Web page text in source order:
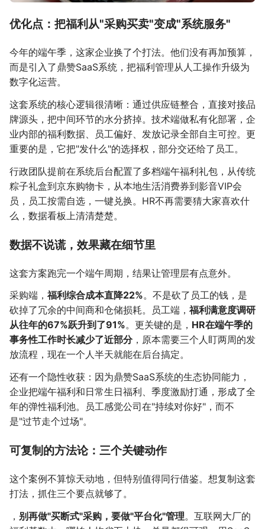
优化点：把福利从"采购买卖"变成"系统服务"
今年的端午季，这家企业换了个打法。他们没有再加预算，
而是引入了鼎赞SaaS系统，把福利管理从人工操作升级为
数字化运营。
这套系统的核心逻辑很清晰：通过供应链整合，直接对接品
牌源头，把中间环节的水分挤掉。技术端做私有化部署，企
业内部的福利数据、员工偏好、发放记录全部自主可控。更
重要的是，它把"发什么"的选择权，部分交还给了员工。
行政团队提前在系统后台配置了多档端午福利礼包，从传统
粽子礼盒到京东购物卡，从本地生活消费券到影音VIP会
员，员工按需自选，一键兑换。HR不再需要猜大家喜欢什
么，数据看板上清清楚楚。
数据不说谎，效果藏在细节里
这套方案跑完一个端午周期，结果让管理层有点意外。
采购端， 福利综合成本直降22%。不是砍了员工的钱，是
砍掉了冗余的中间商和仓储损耗。员工端， 福利满意度调研
从往年的67%跃升到了91%。更关键的是， HR在端午季的
事务性工作时长减少了近部分，原本需要三个人盯两周的发
放流程，现在一个人半天就能在后台搞定。
还有一个隐性收获：因为鼎赞SaaS系统的生态协同能力，
企业把端午福利和日常生日福利、季度激励打通，形成了全
年的弹性福利池。员工感觉公司在"持续对你好"，而不
是"过节走个过场"。
可复制的方法论：三个关键动作
这个案例不算惊天动地，但特别值得同行借鉴。想复制这套
打法，抓住三个要点就够了。
， 别再做"买断式"采购，要做"平台化"管理。互联网大厂的